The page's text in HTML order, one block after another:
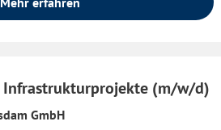
(m/w/d)
GmbH